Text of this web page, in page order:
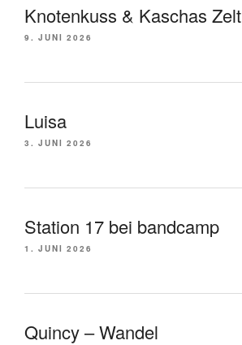
Knotenkuss & Kaschas Zelt
9. JUNI 2026
Luisa
3. JUNI 2026
Station 17 bei bandcamp
1. JUNI 2026
Quincy – Wandel